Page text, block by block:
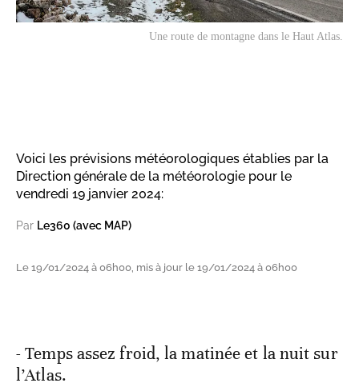
Une route de montagne dans le Haut Atlas.
Voici les prévisions météorologiques établies par la
Direction générale de la météorologie pour le
vendredi 19 janvier 2024:
Par Le360 (avec MAP)
Le 19/01/2024 à 06h00, mis à jour le 19/01/2024 à 06h00
- Temps assez froid, la matinée et la nuit sur
l’Atlas.